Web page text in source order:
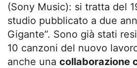
(Sony Music): si tratta del
studio pubblicato a due
Gigante”. Sono già stati
10 canzoni del nuovo
anche una collaborazione